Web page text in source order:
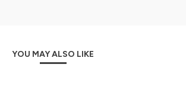
YOU MAY ALSO LIKE